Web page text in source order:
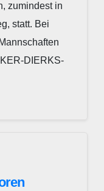
zumindest in
statt. Bei
DIERKS-